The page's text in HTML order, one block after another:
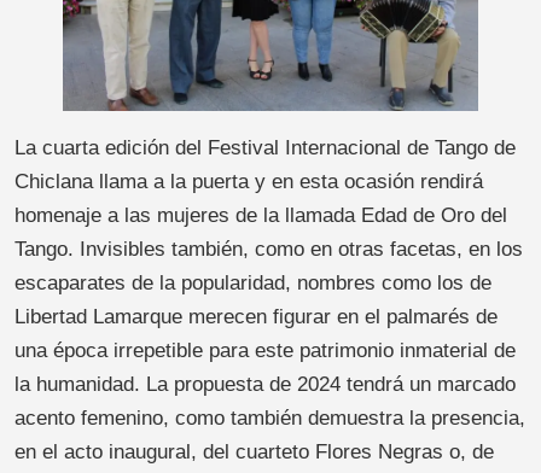
La cuarta edición del Festival Internacional de Tango de
Chiclana llama a la puerta y en esta ocasión rendirá
homenaje a las mujeres de la llamada Edad de Oro del
Tango. Invisibles también, como en otras facetas, en los
escaparates de la popularidad, nombres como los de
Libertad Lamarque merecen figurar en el palmarés de
una época irrepetible para este patrimonio inmaterial de
la humanidad. La propuesta de 2024 tendrá un marcado
acento femenino, como también demuestra la presencia,
en el acto inaugural, del cuarteto Flores Negras o, de